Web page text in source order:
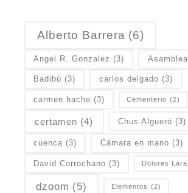
Alberto Barrera (6)
Angel R. Gonzalez (3) Asamblea
Badibú (3) carlos delgado (3)
carmen hache (3) Cementerio (2)
certamen (4) Chus Algueró (3)
cuenca (3) Cámara en mano (3)
David Corrochano (3) Dolores Lara
dzoom (5) Elementos (2)